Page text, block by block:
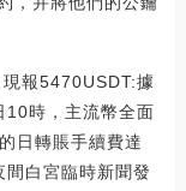
報5470USDT:據
時，主流幣全面
日轉賬手續費達
白宮臨時新聞發